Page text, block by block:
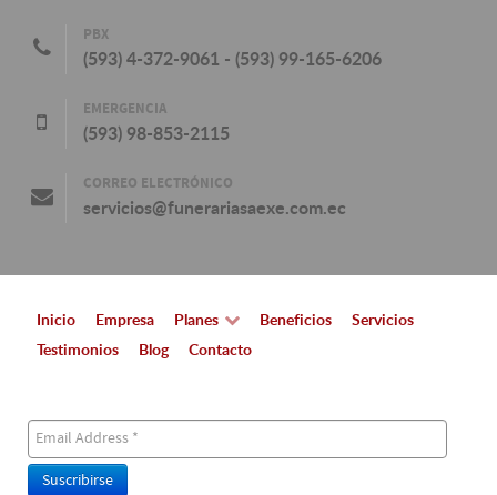
PBX
(593) 4-372-9061 - (593) 99-165-6206
EMERGENCIA
(593) 98-853-2115
CORREO ELECTRÓNICO
servicios@funerariasaexe.com.ec
Inicio Empresa Planes Beneficios
Servicios
Testimonios
Blog Contacto